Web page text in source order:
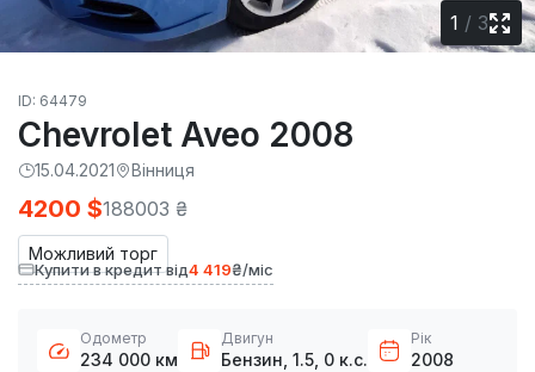
1 / 3
ID: 64479
Chevrolet Aveo 2008
15.04.2021 Вінниця
Можливий торг
4200 $188003 ₴
Купити в кредит від4 419₴/міс
Одометр
234 000 км
Двигун
Бензин, 1.5, 0 к.с.
Рік
2008